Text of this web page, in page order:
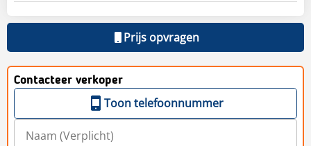
Prijs opvragen
Contacteer verkoper
Toon telefoonnummer